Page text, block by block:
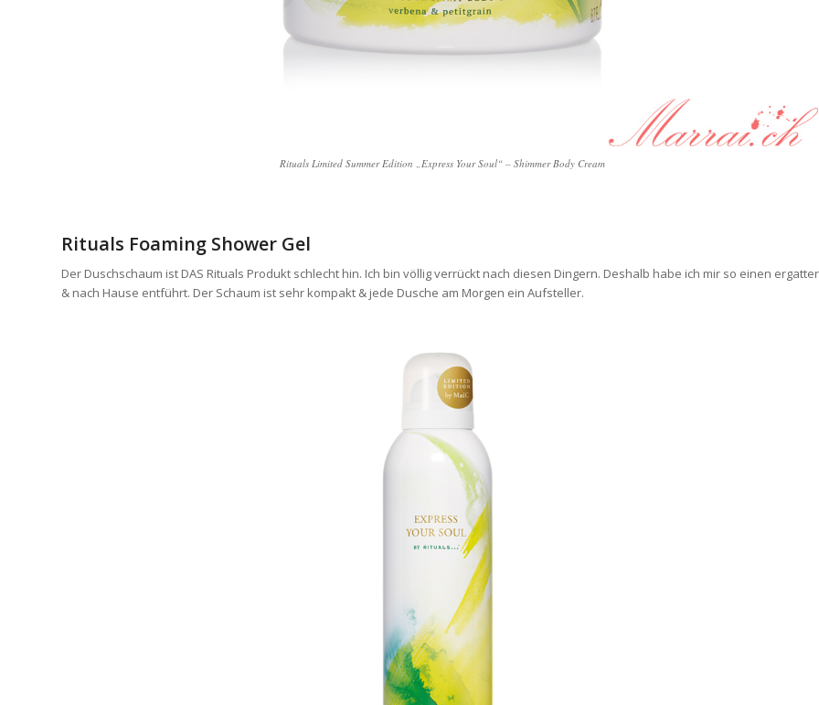
Rituals Limited Summer Edition „Express Your Soul“ – Shimmer Body Cream
Rituals Foaming Shower Gel
Der Duschschaum ist DAS Rituals Produkt schlecht hin. Ich bin völlig verrückt nach diesen Dingern. Deshalb habe ich mir so einen
& nach Hause entführt. Der Schaum ist sehr kompakt & jede Dusche am Morgen ein Aufsteller.